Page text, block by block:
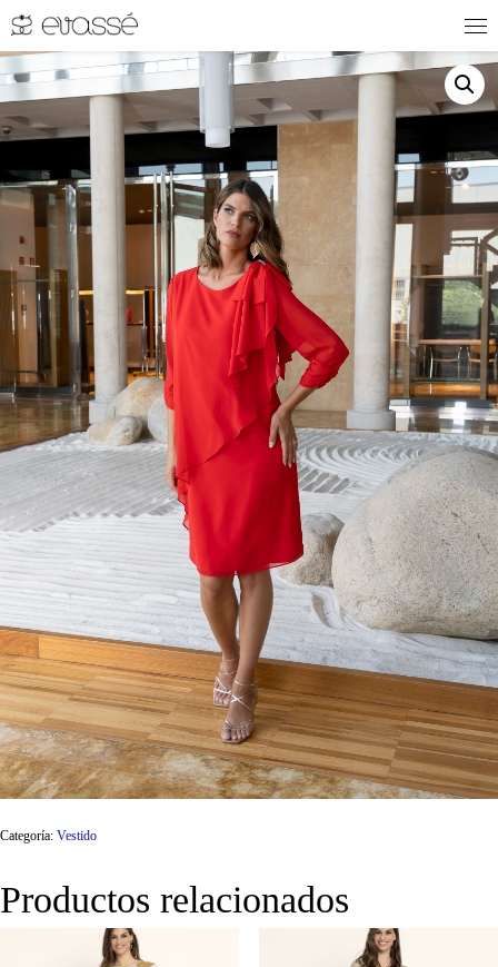
Categoría: Vestido
Productos relacionados